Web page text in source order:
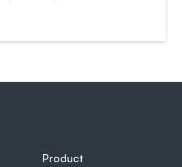
geloofwaardigheid en
zaken zoals het
Product